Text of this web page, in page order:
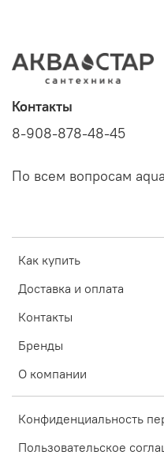
Как купить
Доставка и оплата
Контакты
Бренды
О компании
Конфиденциальность
Пользовательское
Контакты
8-908-878-48-45
По всем вопросам